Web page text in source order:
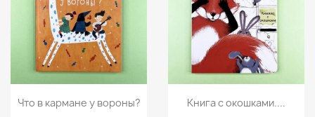
Просмотр
Что в кармане у вороны?  Просмотр
Книга с окошками....